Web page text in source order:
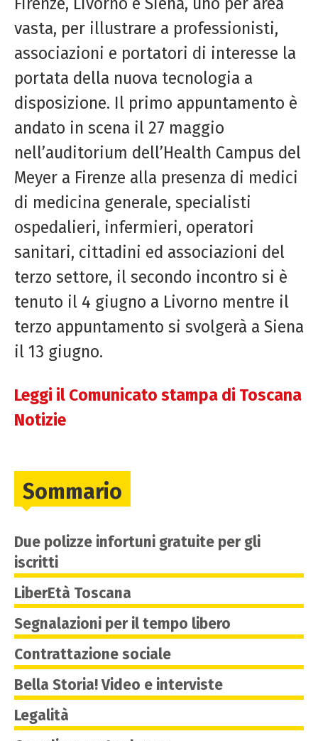
vasta, per illustrare a professionisti,
associazioni e portatori di interesse la
portata della nuova tecnologia a
disposizione. Il primo appuntamento è
andato in scena il 27 maggio
nell’auditorium dell’Health Campus del
Meyer a Firenze alla presenza di medici
di medicina generale, specialisti
ospedalieri, infermieri, operatori
sanitari, cittadini ed associazioni del
terzo settore, il secondo incontro si è
tenuto il 4 giugno a Livorno mentre il
terzo appuntamento si svolgerà a Siena
il 13 giugno.
Leggi il Comunicato stampa di Toscana
Notizie
Sommario
Due polizze infortuni gratuite per gli
iscritti
LiberEtà Toscana
Segnalazioni per il tempo libero
Contrattazione sociale
Bella Storia! Video e interviste
Legalità